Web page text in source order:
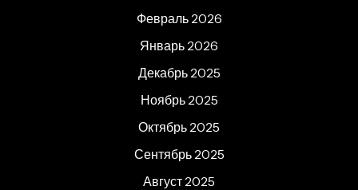
Февраль 2026
Январь 2026
Декабрь 2025
Ноябрь 2025
Октябрь 2025
Сентябрь 2025
Август 2025